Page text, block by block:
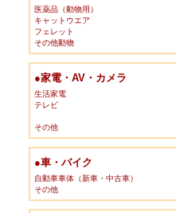
医薬品（動物用）
キャットウエア
フェレット
その他動物
●家電・AV・カメラ
生活家電
テレビ
その他
●車・バイク
自動車車体（新車・中古車）
その他